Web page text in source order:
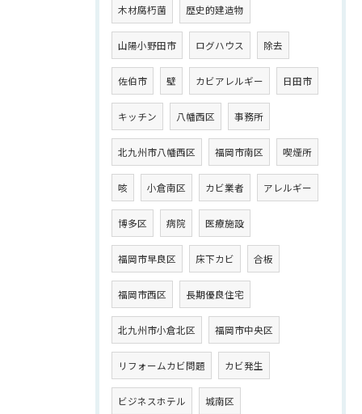
木材腐朽菌 歴史的建造物
山陽小野田市 ログハウス 除去
佐伯市 壁 カビアレルギー 日田市
キッチン 八幡西区 事務所
北九州市八幡西区 福岡市南区 喫煙所
咳 小倉南区 カビ業者 アレルギー
博多区 病院 医療施設
福岡市早良区 床下カビ 合板
福岡市西区 長期優良住宅
北九州市小倉北区 福岡市中央区
リフォームカビ問題 カビ発生
ビジネスホテル 城南区